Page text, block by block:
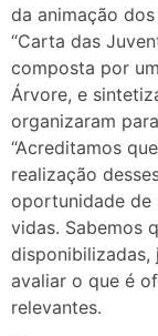
da animação
“Carta das
composta por
Árvore, e
organizaram
“Acreditamos
realização
oportunidade de
vidas. Sabemos
disponibilizadas,
avaliar o que é
relevantes.